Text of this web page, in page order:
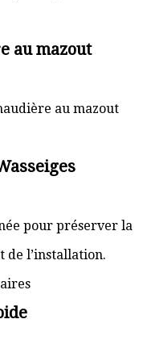
au mazout
au mazout
pour préserver la
de l’installation.